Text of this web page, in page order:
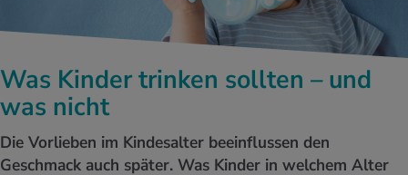
Essen
& Jogging
& Outdoor
Biken
Life Balance
im Alltag
Test & Quizze
iMpuls
Was Kinder trinken sollten – und
was nicht
Die Vorlieben im Kindesalter beeinflussen den
Geschmack auch später. Was Kinder in welchem Alter